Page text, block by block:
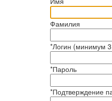
Фамилия
*Логин (минимум
*Пароль
*Подтверждение